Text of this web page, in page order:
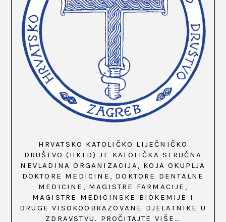
HRVATSKO KATOLIČKO LIJEČNIČKO
DRUŠTVO (HKLD) JE KATOLIČKA STRUČNA
NEVLADINA ORGANIZACIJA, KOJA OKUPLJA
DOKTORE MEDICINE, DOKTORE DENTALNE
MEDICINE, MAGISTRE FARMACIJE,
MAGISTRE MEDICINSKE BIOKEMIJE I
DRUGE VISOKOOBRAZOVANE DJELATNIKE U
ZDRAVSTVU. PROČITAJTE VIŠE…